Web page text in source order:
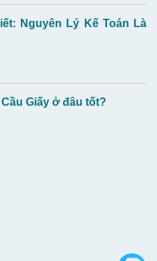
Nguyên Lý Kế Toán Là
Giấy ở đâu tốt?